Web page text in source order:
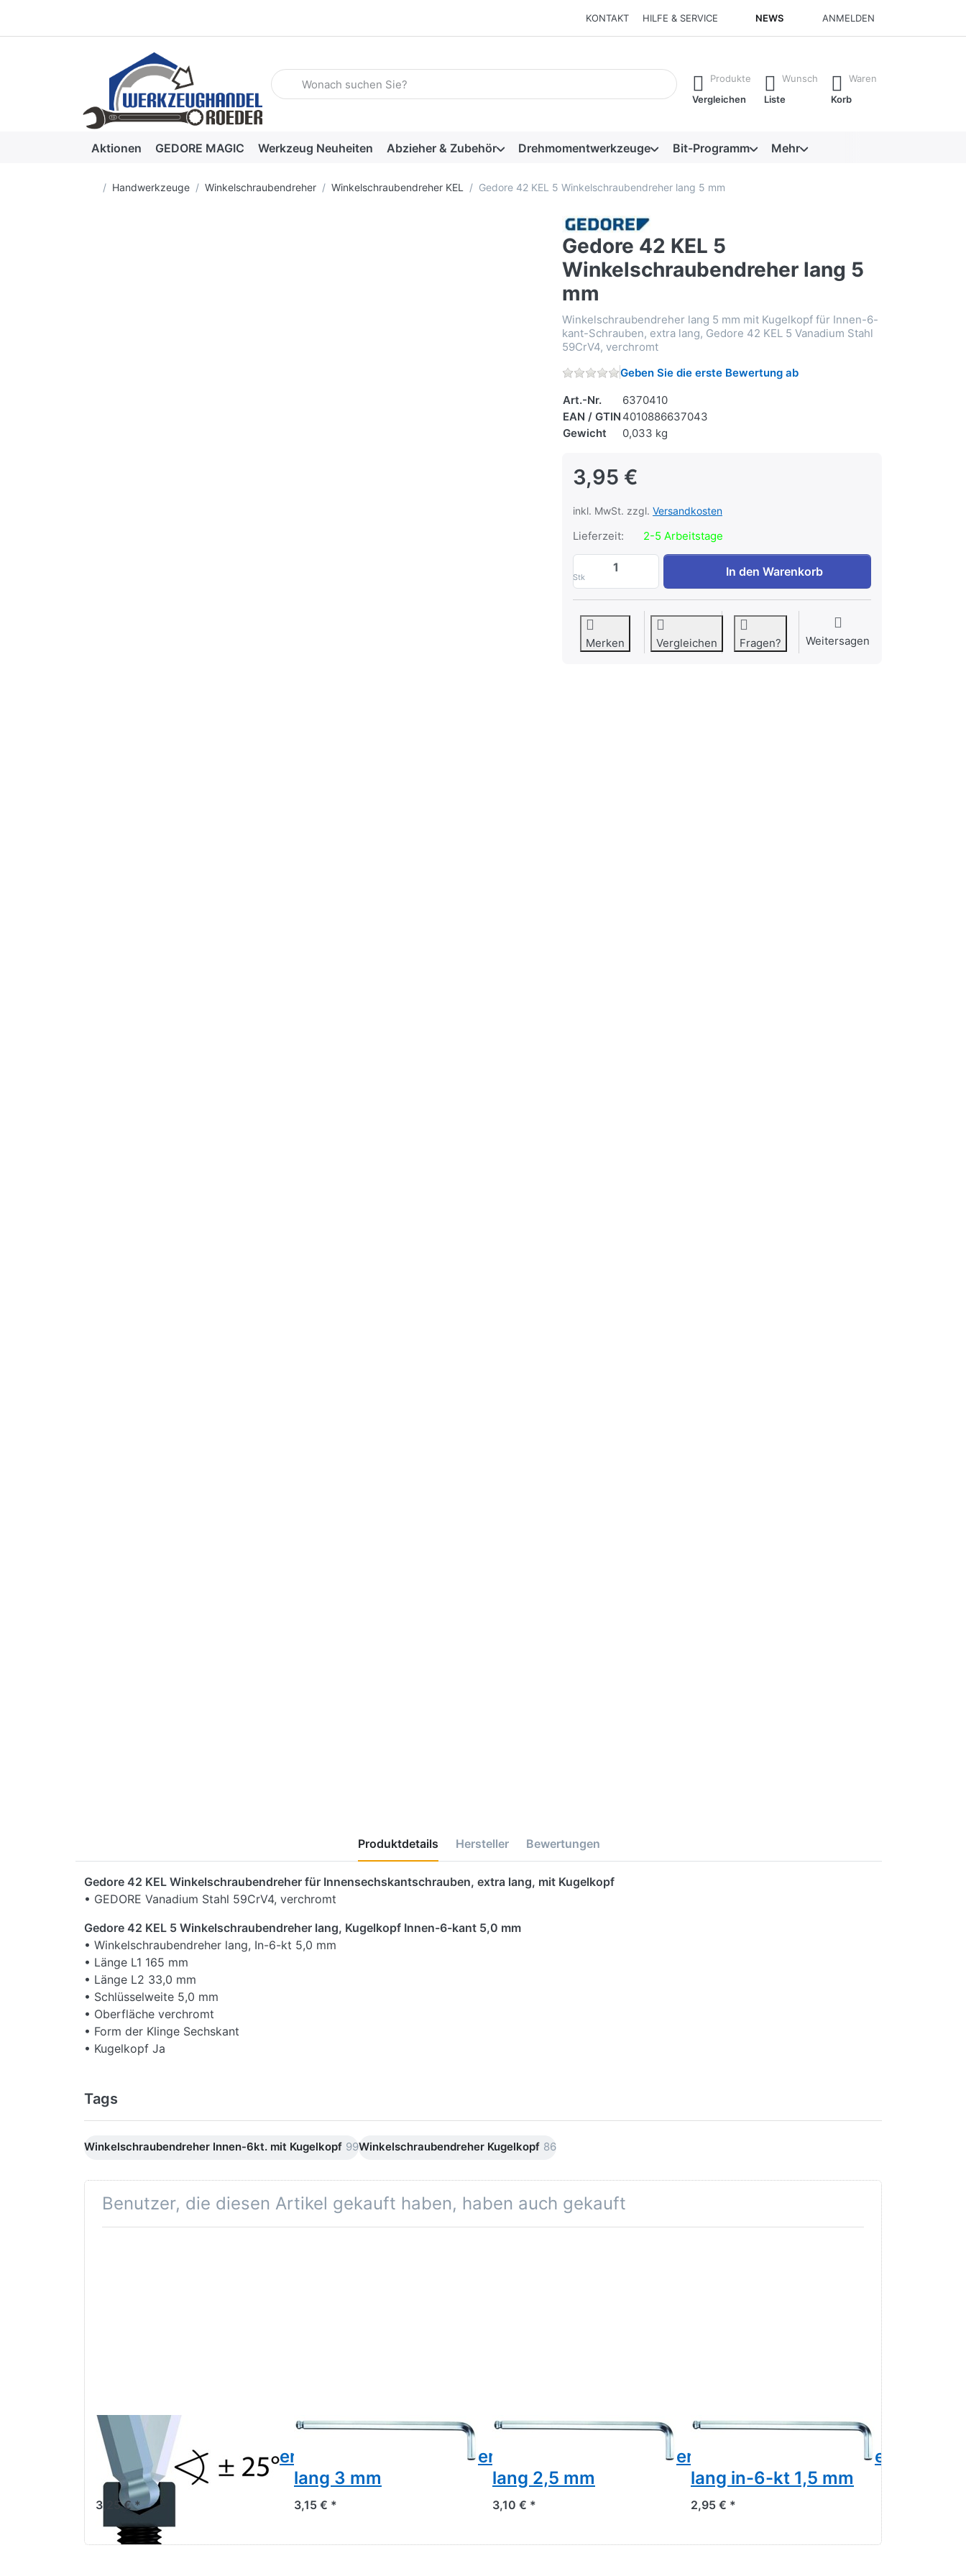
KONTAKT HILFE & SERVICE NEWS ANMELDEN
Geben Sie einen Suchbegriff ein. Während Sie tippen, erscheinen automatisch erste Ergebnisse. Drücken Sie die Eingabetaste, um alle
Produkte
Vergleichen
Wunsch
Liste
Waren
Korb
Aktionen GEDORE MAGIC Werkzeug Neuheiten Abzieher & Zubehör Drehmomentwerkzeuge Bit-Programm Mehr
Startseite
Handwerkzeuge Winkelschraubendreher Winkelschraubendreher KEL Gedore 42 KEL 5 Winkelschraubendreher lang 5 mm
Gedore 42 KEL 5
Winkelschraubendreher lang 5
mm
Winkelschraubendreher lang 5 mm mit Kugelkopf für Innen-6-
kant-Schrauben, extra lang, Gedore 42 KEL 5 Vanadium Stahl
59CrV4, verchromt
Geben Sie die erste Bewertung ab
Art.-Nr.
6370410
EAN / GTIN 4010886637043
Gewicht
0,033 kg
3,95 €
inkl. MwSt. zzgl. Versandkosten
Lieferzeit: 2-5 Arbeitstage
Stk
Gedore 42 KEL 5 Winkelschraubendreher lang 5 mm zu
In den Warenkorb
Merken Vergleichen Fragen? Weitersagen
Produktdetails Hersteller Bewertungen
Gedore 42 KEL Winkelschraubendreher für Innensechskantschrauben, extra lang, mit Kugelkopf
• GEDORE Vanadium Stahl 59CrV4, verchromt
Gedore 42 KEL 5 Winkelschraubendreher lang, Kugelkopf Innen-6-kant 5,0 mm
• Winkelschraubendreher lang, In-6-kt 5,0 mm
• Länge L1 165 mm
• Länge L2 33,0 mm
• Schlüsselweite 5,0 mm
• Oberfläche verchromt
• Form der Klinge Sechskant
• Kugelkopf Ja
1x Gedore 42 KEL 5 Winkelschraubendreher lang, Kugelkopf Innen-6-kant 5,0 mm
• Netto-Gewicht 33 g
Tags
Winkelschraubendreher Innen-6kt. mit Kugelkopf 99Winkelschraubendreher Kugelkopf 86
Benutzer, die diesen Artikel gekauft haben, haben auch gekauft
Gedore 42 KEL 4
Winkelschraubendreher
lang 4 mm
3,25 € *
Gedore 42 KEL 3
Winkelschraubendreher
lang 3 mm
3,15 € *
Gedore 42 KEL 2,5
Winkelschraubendreher
lang 2,5 mm
3,10 € *
Gedore 42 KEL 1,5
Winkelschraubendreher,
lang in-6-kt 1,5 mm
2,95 € *